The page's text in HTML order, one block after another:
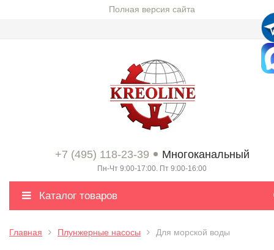
Полная версия сайта
+7 (495) 118-23-39 Многоканальный
Пн-Чт 9:00-17:00. Пт 9:00-16:00
Каталог товаров
Главная Плунжерные насосы Для морской воды